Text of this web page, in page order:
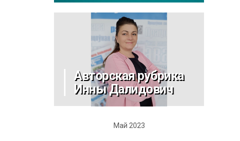
Авторская рубрика
Инны Далидович
Май 2023